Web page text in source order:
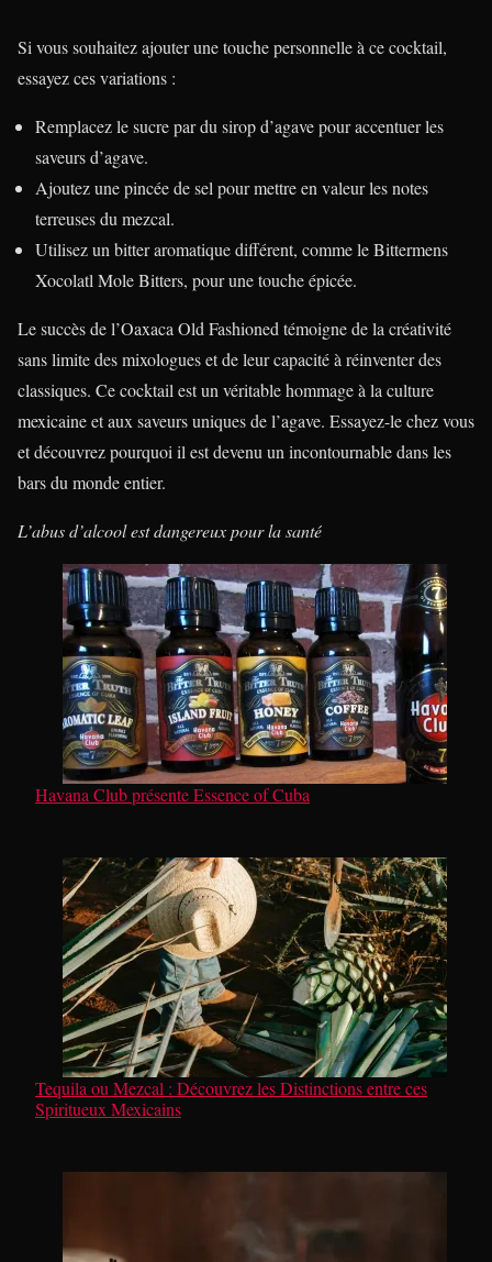
Si vous souhaitez ajouter une touche personnelle à ce cocktail,
essayez ces variations :
Remplacez le sucre par du sirop d’agave pour accentuer les
saveurs d’agave.
Ajoutez une pincée de sel pour mettre en valeur les notes
terreuses du mezcal.
Utilisez un bitter aromatique différent, comme le Bittermens
Xocolatl Mole Bitters, pour une touche épicée.
Le succès de l’Oaxaca Old Fashioned témoigne de la créativité
sans limite des mixologues et de leur capacité à réinventer des
classiques. Ce cocktail est un véritable hommage à la culture
mexicaine et aux saveurs uniques de l’agave. Essayez-le chez vous
et découvrez pourquoi il est devenu un incontournable dans les
bars du monde entier.
L’abus d’alcool est dangereux pour la santé
Havana Club présente Essence of Cuba
Tequila ou Mezcal : Découvrez les Distinctions entre ces
Spiritueux Mexicains